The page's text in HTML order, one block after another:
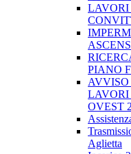
PIANO
OVEST
Aglietta